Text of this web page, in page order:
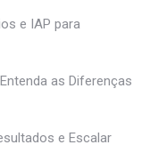
e IAP para
as Diferenças
e Escalar